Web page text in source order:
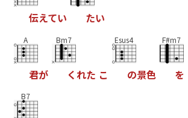
伝えてい たい
A
君が
Bm7
く れた こ
Esus4
の景色
F#m7
を
B7